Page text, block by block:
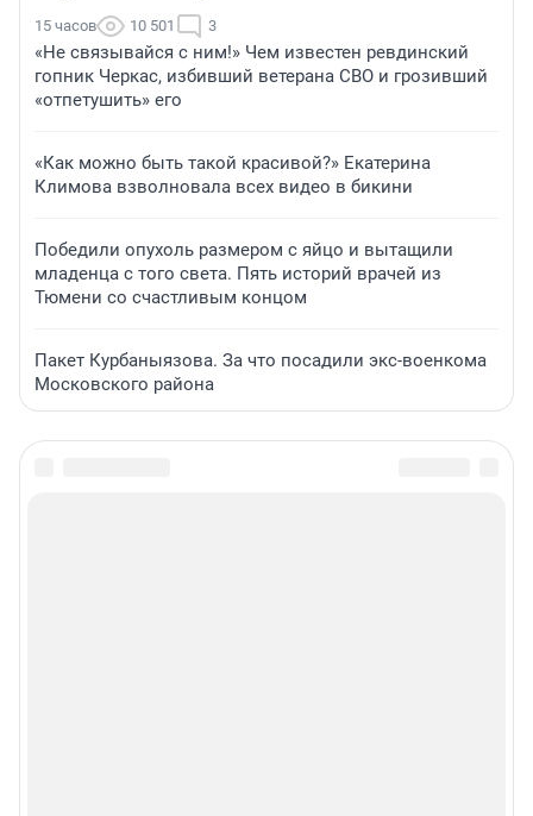
15 часов 10 501 3
«Не связывайся с ним!» Чем известен ревдинский
гопник Черкас, избивший ветерана СВО и грозивший
«отпетушить» его
«Как можно быть такой красивой?» Екатерина
Климова взволновала всех видео в бикини
Победили опухоль размером с яйцо и вытащили
младенца с того света. Пять историй врачей из
Тюмени со счастливым концом
Пакет Курбаныязова. За что посадили экс-военкома
Московского района